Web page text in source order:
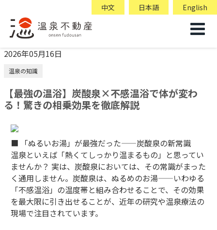
中文 日本語 English
2026年05月16日
温泉の知識
【最強の温浴】炭酸泉×不感温浴で体が変わ
る！驚きの相乗効果を徹底解説
■ 「ぬるいお湯」が最強だった——炭酸泉の新常識
温泉といえば「熱くてしっかり温まるもの」と思ってい
ませんか？ 実は、炭酸泉においては、その常識がまった
く通用しません。炭酸泉は、ぬるめのお湯——いわゆる
「不感温浴」の温度帯と組み合わせることで、その効果
を最大限に引き出せることが、近年の研究や温泉療法の
現場で注目されています。